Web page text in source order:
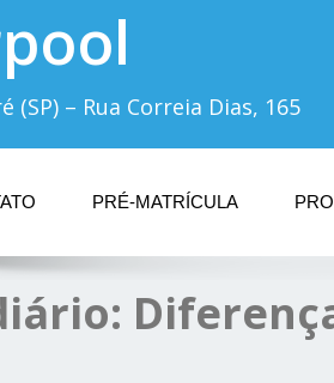
(SP) – Rua Correia Dias, 165
PRÉ-MATRÍCULA